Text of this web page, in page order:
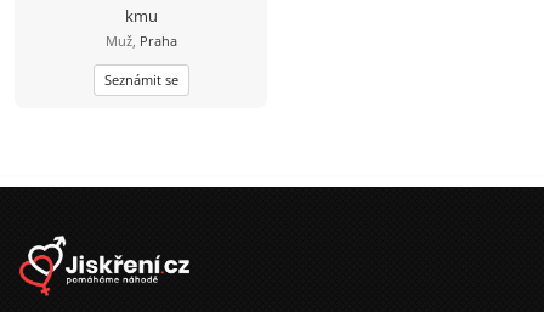
kmu
Muž, Praha
Seznámit se